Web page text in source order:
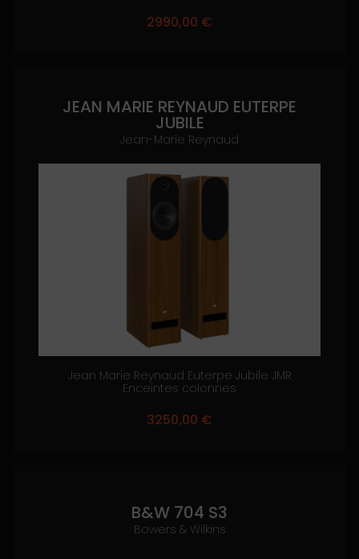
2990,00 €
JEAN MARIE REYNAUD EUTERPE
JUBILE
Jean-Marie Reynaud
Jean Marie Reynaud Euterpe Jubile JMR
Enceintes colonnes
3250,00 €
B&W 704 S3
Bowers & Wilkins